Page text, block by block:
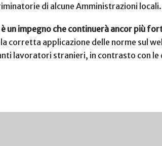
di alcune Amministrazioni locali.
un impegno che continuerà ancor più
applicazione delle norme sul
lavoratori stranieri, in contrasto con